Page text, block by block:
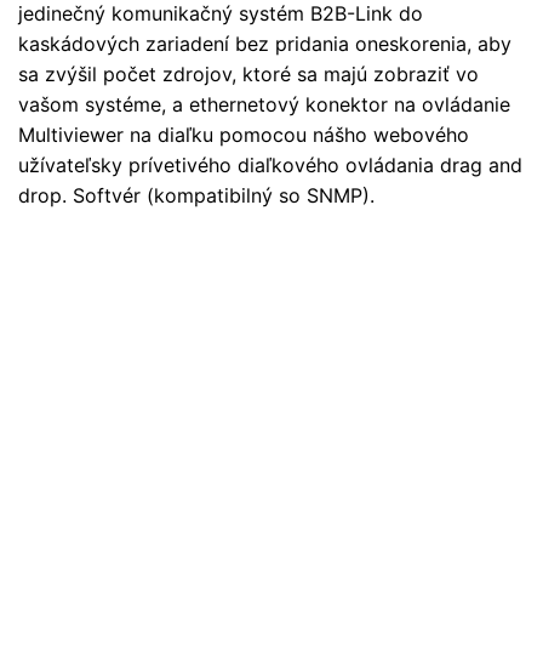
jedinečný komunikačný systém B2B-Link do
kaskádových zariadení bez pridania oneskorenia, aby
sa zvýšil počet zdrojov, ktoré sa majú zobraziť vo
vašom systéme, a ethernetový konektor na ovládanie
Multiviewer na diaľku pomocou nášho webového
užívateľsky prívetivého diaľkového ovládania drag and
drop. Softvér (kompatibilný so SNMP).